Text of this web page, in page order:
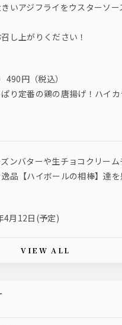
いアジフライをウスターソー
し上がりください！
円（税込）
り定番の鶏の唐揚げ！ハイカ
ンバターや生チョコクリーム
品【ハイボールの相棒】達を
月12日(予定)
VIEW ALL